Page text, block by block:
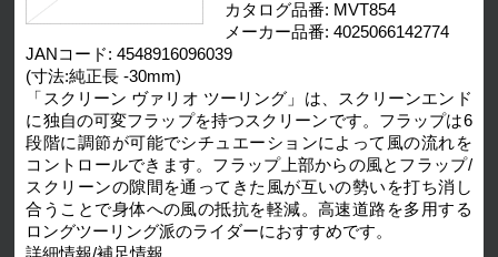
カタログ品番: MVT854
メーカー品番: 4025066142774
JANコード: 4548916096039
(寸法:純正長 -30mm)
「スクリーン ヴァリオ ツーリング」は、スクリーンエンド
に独自の可変フラップを持つスクリーンです。フラップは6
段階に調節が可能でシチュエーションによって風の流れを
コントロールできます。フラップ上部からの風とフラップ/
スクリーンの隙間を通ってきた風が互いの勢いを打ち消し
合うことで身体への風の抵抗を軽減。高速道路を多用する
ロングツーリング派のライダーにおすすめです。